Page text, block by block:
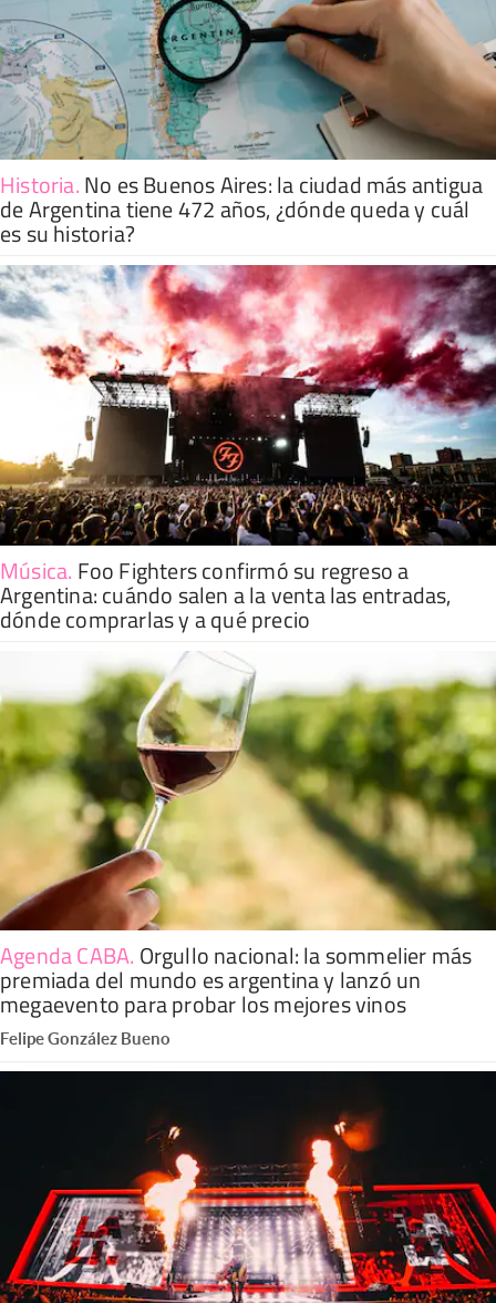
Historia.No es Buenos Aires: la ciudad más antigua
de Argentina tiene 472 años, ¿dónde queda y cuál
es su historia?
Música. Foo Fighters confirmó su regreso a
Argentina: cuándo salen a la venta las entradas,
dónde comprarlas y a qué precio
Agenda CABA. Orgullo nacional: la sommelier más
premiada del mundo es argentina y lanzó un
megaevento para probar los mejores vinos
Felipe González Bueno